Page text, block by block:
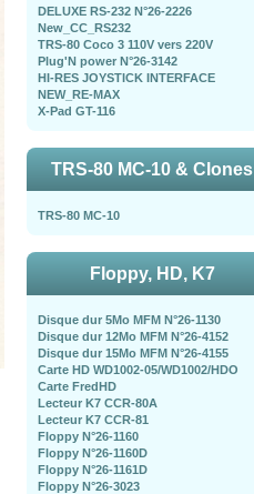
DELUXE RS-232 N°26-2226
New_CC_RS232
TRS-80 Coco 3 110V vers 220V
Plug'N power N°26-3142
HI-RES JOYSTICK INTERFACE
NEW_RE-MAX
X-Pad GT-116
TRS-80 MC-10 & Clones
TRS-80 MC-10
Floppy, HD, K7
Disque dur 5Mo MFM N°26-1130
Disque dur 12Mo MFM N°26-4152
Disque dur 15Mo MFM N°26-4155
Carte HD WD1002-05/WD1002/HDO
Carte FredHD
Lecteur K7 CCR-80A
Lecteur K7 CCR-81
Floppy N°26-1160
Floppy N°26-1160D
Floppy N°26-1161D
Floppy N°26-3023